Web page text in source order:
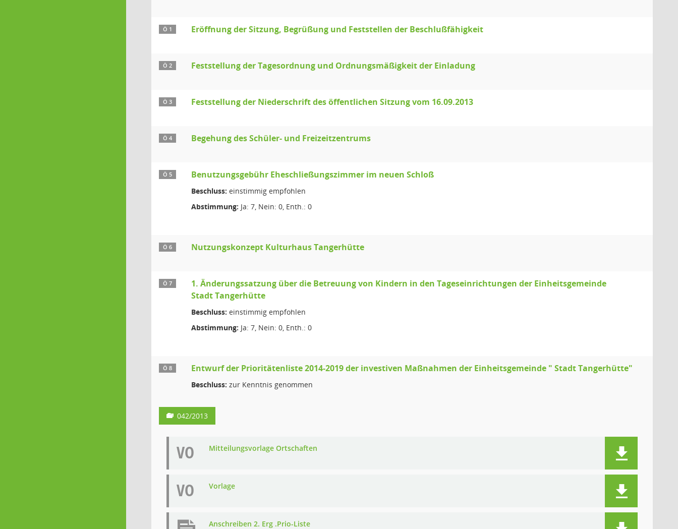
Ö 1 Eröffnung der Sitzung, Begrüßung und Feststellen der Beschlußfähigkeit
Ö 2 Feststellung der Tagesordnung und Ordnungsmäßigkeit der Einladung
Ö 3 Feststellung der Niederschrift des öffentlichen Sitzung vom 16.09.2013
Ö 4 Begehung des Schüler- und Freizeitzentrums
Ö 5 Benutzungsgebühr Eheschließungszimmer im neuen Schloß
Beschluss: einstimmig empfohlen
Abstimmung: Ja: 7, Nein: 0, Enth.: 0
Ö 6 Nutzungskonzept Kulturhaus Tangerhütte
Ö 7
1. Änderungssatzung über die Betreuung von Kindern in den Tageseinrichtungen der Einheitsgemeinde
Stadt Tangerhütte
Beschluss: einstimmig empfohlen
Abstimmung: Ja: 7, Nein: 0, Enth.: 0
Ö 8 Entwurf der Prioritätenliste 2014-2019 der investiven Maßnahmen der Einheitsgemeinde " Stadt Tangerhütte"
Beschluss: zur Kenntnis genommen
042/2013
VO Mitteilungsvorlage Ortschaften
VO Vorlage
Anschreiben 2. Erg .Prio-Liste